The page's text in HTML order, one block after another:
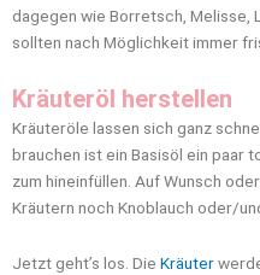
dagegen wie Borretsch, Melisse,
sollten nach Möglichkeit immer
Kräuteröl herstellen
Kräuteröle lassen sich ganz
brauchen ist ein Basisöl ein paar
zum hineinfüllen. Auf Wunsch
Kräutern noch Knoblauch oder/
Jetzt geht’s los. Die Kräuter